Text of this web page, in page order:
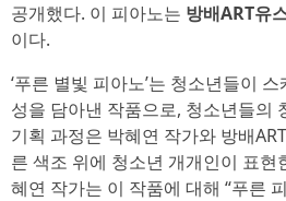
공개했다. 이 피아노는 방배ART유
이다.
‘푸른 별빛 피아노’는 청소년들이
성을 담아낸 작품으로, 청소년들의
기획 과정은 박혜연 작가와 방배
른 색조 위에 청소년 개개인이 표
혜연 작가는 이 작품에 대해 “푸른